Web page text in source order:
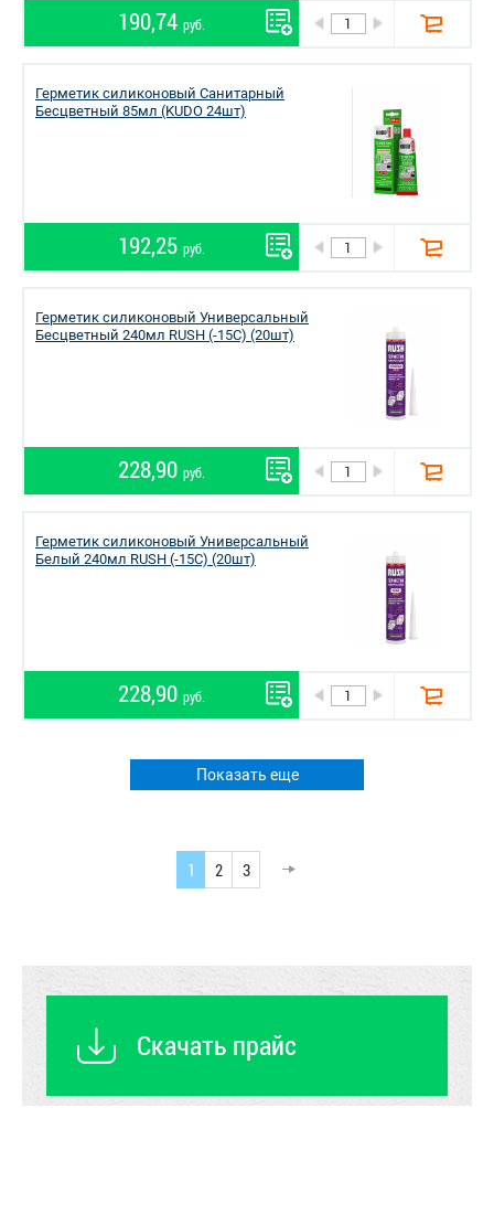
190,74 руб.
Герметик силиконовый Санитарный
Бесцветный 85мл (KUDO 24шт)
192,25 руб.
Герметик силиконовый Универсальный
Бесцветный 240мл RUSH (-15С) (20шт)
228,90 руб.
Герметик силиконовый Универсальный
Белый 240мл RUSH (-15С) (20шт)
228,90 руб.
Показать еще
1 2 3
Скачать прайс